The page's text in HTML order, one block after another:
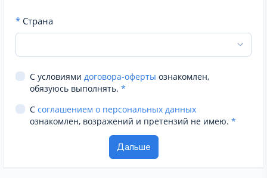
* Страна
С условиями договора-оферты ознакомлен,
обязуюсь выполнять. *
С соглашением о персональных данных
ознакомлен, возражений и претензий не имею. *